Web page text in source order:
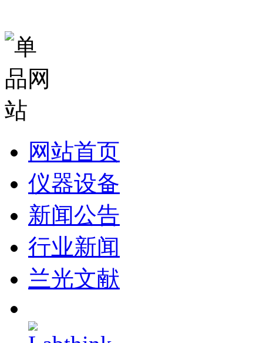
网站首页
仪器设备
新闻公告
行业新闻
兰光文献